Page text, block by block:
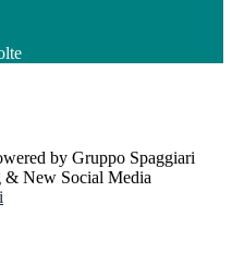
by Gruppo Spaggiari
& New Social Media